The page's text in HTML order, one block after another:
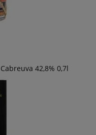
42,8% 0,7l